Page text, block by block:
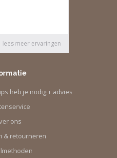
heb je nodig + advies
ons
& retourneren